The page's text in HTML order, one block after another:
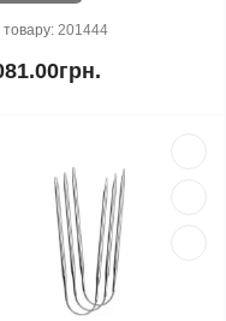
товару: 201444